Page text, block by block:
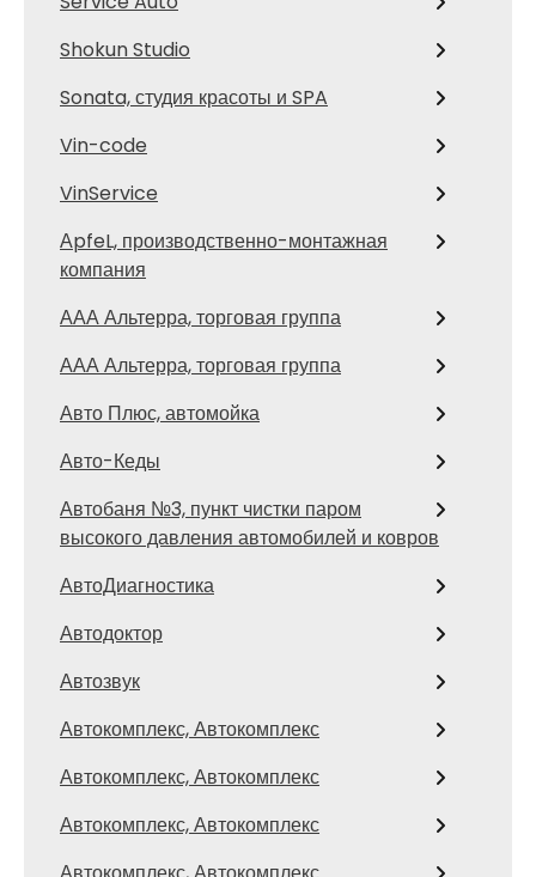
Shokun Studio
Sonata, студия красоты и SPA
Vin-code
VinService
АpfeL, производственно-монтажная
компания
ААА Альтерра, торговая группа
ААА Альтерра, торговая группа
Авто Плюс, автомойка
Авто-Кеды
Автобаня №3, пункт чистки паром
высокого давления автомобилей и ковров
АвтоДиагностика
Автодоктор
Автозвук
Автокомплекс, Автокомплекс
Автокомплекс, Автокомплекс
Автокомплекс, Автокомплекс